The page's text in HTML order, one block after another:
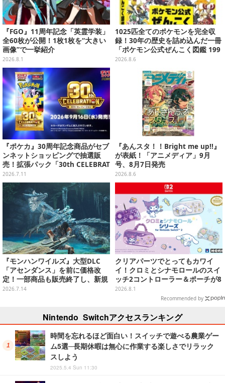
『FGO』11周年記念「英霊学装」
全60枚が公開！1枚1枚を“大きい
画像”で一挙紹介
2026.8.1
1025匹全てのポケモンを完全収
録！30年の歴史を詰め込んだ一冊
「ポケモン公式ぜんこく図鑑 199
6-2026」が大ボリューム
2026.8.6
『ポケカ』30周年記念商品がセブ
ンネットショッピングで抽選販
売！拡張パック「30th CELEBRAT
ION」と「エーフィ・ブラッキー
セット」が対象
2026.7.11
『あんスタ！！Bright me up!!』
が表紙！「アニメディア」9月
号、8月7日発売
2026.8.6
『モンハンワイルズ』大型DLC
「アセンダンス」を前に価格改
定！一部商品も販売終了し、新規
セットを追加
2026.7.14
クリアパーツでとってもカワイ
イ！クロミとシナモロールのスイ
ッチ2コントローラー＆ポーチが8
月から順次発売
2026.8.1
Recommended by
Nintendo Switchアクセスランキング
時間を忘れるほど面白い！スイッチで遊べる農業ゲー
ム5選─長期休暇は無心に作業する楽しさでリラック
スしよう
2025.5.4 Sun 11:30